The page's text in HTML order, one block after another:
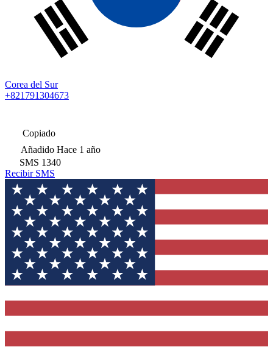
Corea del Sur
+821791304673
Copiado
Añadido Hace 1 año
SMS 1340
Recibir SMS